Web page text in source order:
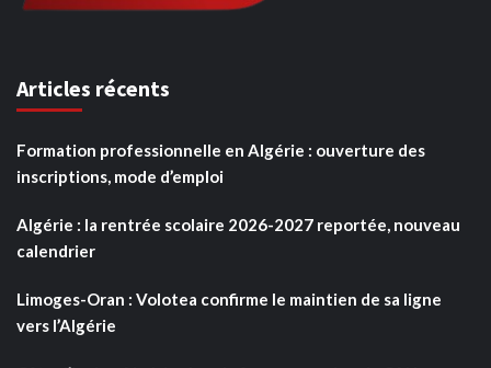
Articles récents
Formation professionnelle en Algérie : ouverture des
inscriptions, mode d’emploi
Algérie : la rentrée scolaire 2026-2027 reportée, nouveau
calendrier
Limoges-Oran : Volotea confirme le maintien de sa ligne
vers l’Algérie